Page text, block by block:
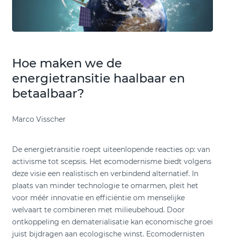
Hoe maken we de
energietransitie haalbaar en
betaalbaar?
Marco Visscher
De energietransitie roept uiteenlopende reacties op: van
activisme tot scepsis. Het ecomodernisme biedt volgens
deze visie een realistisch en verbindend alternatief. In
plaats van minder technologie te omarmen, pleit het
voor méér innovatie en efficiëntie om menselijke
welvaart te combineren met milieubehoud. Door
ontkoppeling en dematerialisatie kan economische groei
juist bijdragen aan ecologische winst. Ecomodernisten